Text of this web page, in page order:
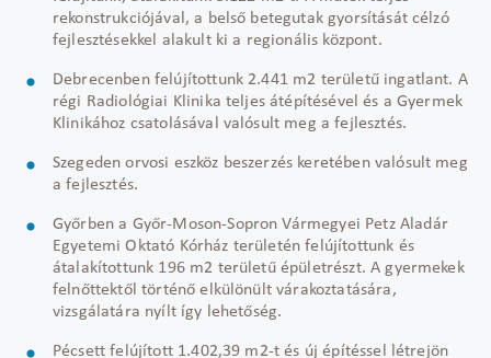
rekonstrukciójával, a belső betegutak gyorsítását célzó
fejlesztésekkel alakult ki a regionális központ.
Debrecenben felújítottunk 2.441 m2 területű ingatlant. A
régi Radiológiai Klinika teljes átépítésével és a Gyermek
Klinikához csatolásával valósult meg a fejlesztés.
Szegeden orvosi eszköz beszerzés keretében valósult meg
a fejlesztés.
Győrben a Győr-Moson-Sopron Vármegyei Petz Aladár
Egyetemi Oktató Kórház területén felújítottunk és
átalakítottunk 196 m2 területű épületrészt. A gyermekek
felnőttektől történő elkülönült várakoztatására,
vizsgálatára nyílt így lehetőség.
Pécsett felújított 1.402,39 m2-t és új építéssel létrejön